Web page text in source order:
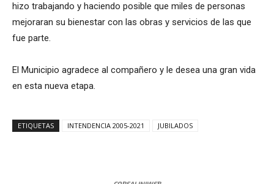
hizo trabajando y haciendo posible que miles de personas
mejoraran su bienestar con las obras y servicios de las que
fue parte.
El Municipio agradece al compañero y le desea una gran vida
en esta nueva etapa.
ETIQUETAS INTENDENCIA 2005-2021 JUBILADOS